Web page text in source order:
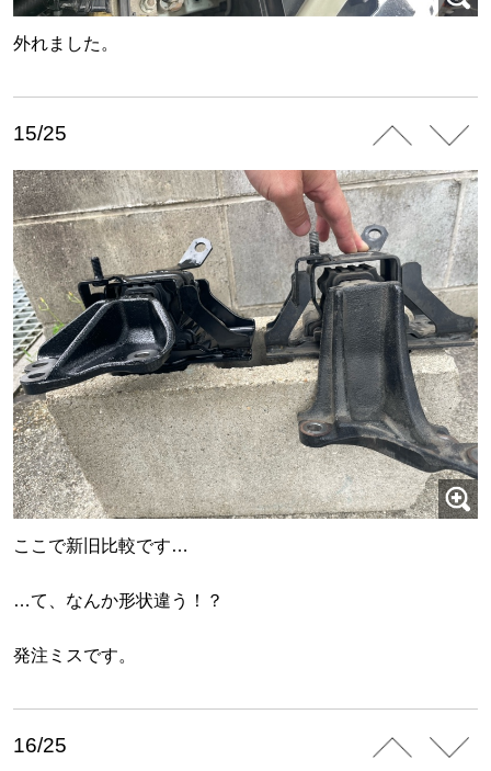
外れました。
15/25
ここで新旧比較です…
…て、なんか形状違う！？
発注ミスです。
16/25